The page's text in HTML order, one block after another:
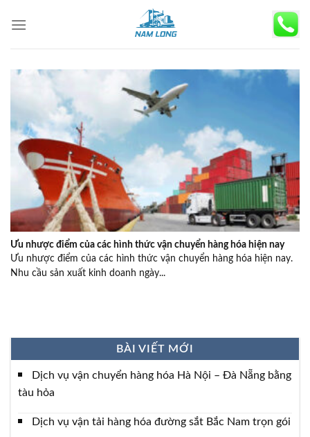
Ưu nhược điểm của các hình thức vận chuyển hàng hóa hiện nay
Ưu nhược điểm của các hình thức vận chuyển hàng hóa hiện nay.
Nhu cầu sản xuất kinh doanh ngày...
BÀI VIẾT MỚI
Dịch vụ vận chuyển hàng hóa Hà Nội – Đà Nẵng bằng
tàu hỏa
Dịch vụ vận tải hàng hóa đường sắt Bắc Nam trọn gói